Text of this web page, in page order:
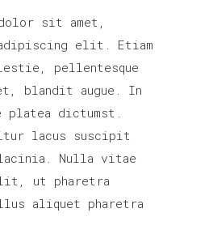
dolor sit amet,
elit. Etiam
pellentesque
blandit augue. In
platea dictumst.
lacus suscipit
Nulla vitae
ut pharetra
aliquet pharetra